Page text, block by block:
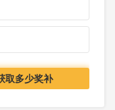
取多少奖补